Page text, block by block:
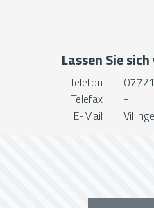
Lassen Sie
Telefon
Telefax
E-Mail
-